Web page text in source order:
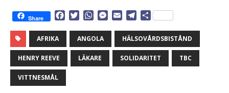
Share
e
o
k
i
t
t
e
W
a
t
s
A
M
s
n
a
i
l
l
e
g
r
D
l
a
AFRIKA ANGOLA HÄLSOVÅRDSBISTÅND
HENRY REEVE LÄKARE SOLIDARITET TBC
VITTNESMÅL